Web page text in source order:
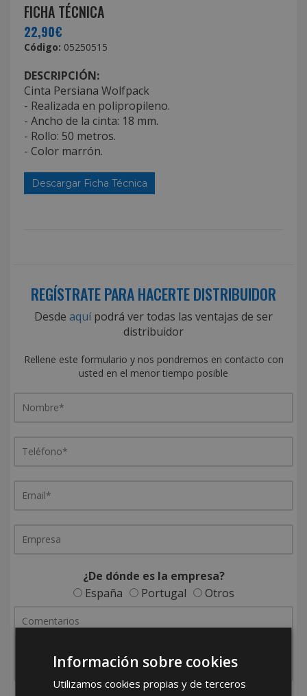
FICHA TÉCNICA
22,90€
Código: 05250515
DESCRIPCIÓN:
Cinta Persiana Wolfpack
- Realizada en polipropileno.
- Ancho de la cinta: 18 mm.
- Rollo: 50 metros.
- Color marrón.
Descargar Ficha Técnica
REGÍSTRATE PARA HACERTE DISTRIBUIDOR
Desde aquípodrá ver todas las ventajas de ser
distribuidor
Rellene este formulario y nos pondremos en contacto con
usted en el menor tiempo posible
¿De dónde es la empresa?
España
Portugal Otros
Información sobre cookies
Utilizamos cookies propias y de terceros